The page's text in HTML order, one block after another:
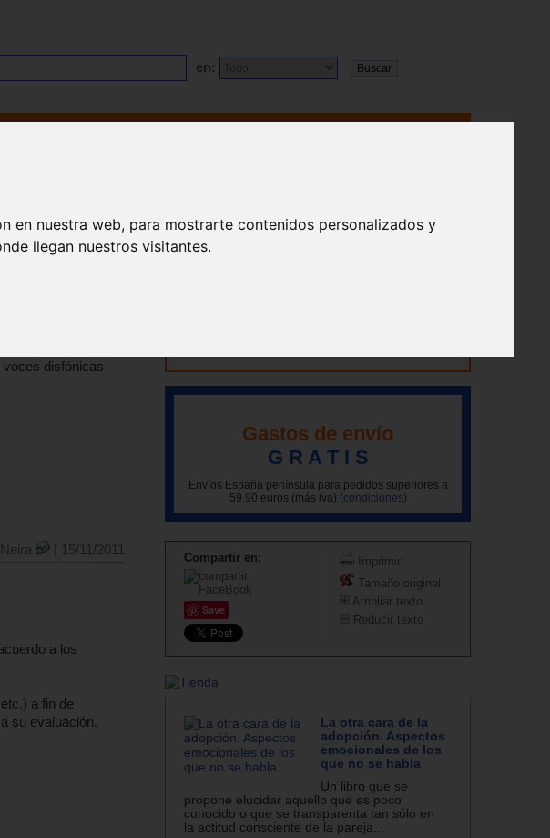
en nuestra web, para mostrarte contenidos personalizados y
llegan nuestros visitantes.
en:
voces disfónicas
Neira | 15/11/2011
a los
a fin de
su evaluación.
Gastos de envío
G R A T I S
Envíos España península para pedidos superiores a
59,90 euros (más iva) (condiciones)
Compartir en:
Save
Imprimir
Tamaño original
Ampliar texto
Reducir texto
La otra cara de la
adopción. Aspectos
emocionales de los
que no se habla
Un libro que se
propone elucidar aquello que es poco
conocido o que se transparenta tan sólo en
la actitud consciente de la pareja...